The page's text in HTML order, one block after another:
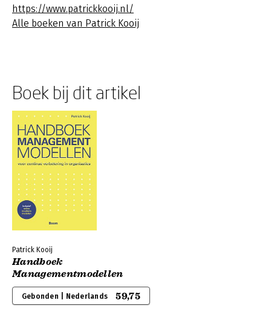
https://www.patrickkooij.nl/
Alle boeken van Patrick Kooij
Boek bij dit artikel
Patrick Kooij
Handboek
Managementmodellen
Gebonden | Nederlands 59,75